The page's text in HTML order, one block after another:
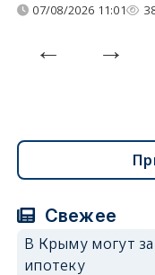
07/08/2026 11:01
Свежее
В Крыму могут
ипотеку